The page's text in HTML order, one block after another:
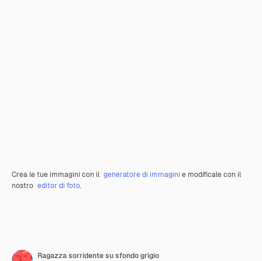
Crea le tue immagini con il generatore di immagini e modificale con il
nostro editor di foto.
Ragazza sorridente su sfondo grigio